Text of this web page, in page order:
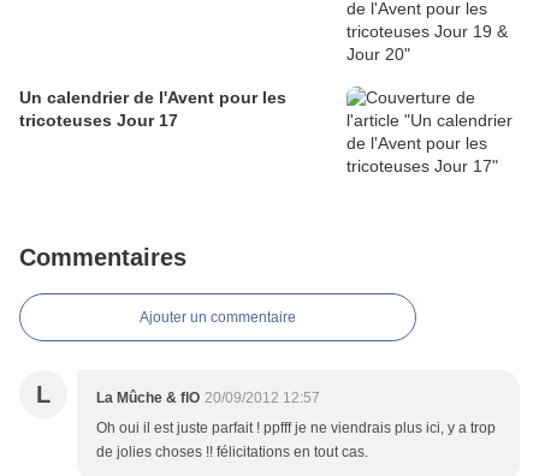
Un calendrier de l'Avent pour les
tricoteuses Jour 17
Commentaires
Ajouter un commentaire
L La Mûche & flO 20/09/2012 12:57
Oh oui il est juste parfait ! ppfff je ne viendrais plus ici, y a trop
de jolies choses !! félicitations en tout cas.